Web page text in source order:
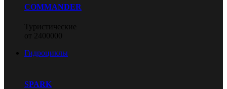
COMMANDER
Туристические
от 2400000
Гидроциклы
SPARK